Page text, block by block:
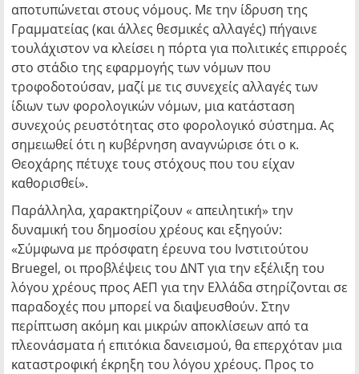
αποτυπώνεται στους νόμους. Με την ίδρυση της
Γραμματείας (και άλλες θεσμικές αλλαγές) πήγαινε
τουλάχιστον να κλείσει η πόρτα για πολιτικές επιρροές
στο στάδιο της εφαρμογής των νόμων που
τροφοδοτούσαν, μαζί με τις συνεχείς αλλαγές των
ίδιων των φορολογικών νόμων, μια κατάσταση
συνεχούς ρευστότητας στο φορολογικό σύστημα. Ας
σημειωθεί ότι η κυβέρνηση αναγνώρισε ότι ο κ.
Θεοχάρης πέτυχε τους στόχους που του είχαν
καθορισθεί».
Παράλληλα, χαρακτηρίζουν « απειλητική» την
δυναμική του δημοσίου χρέους και εξηγούν:
«Σύμφωνα με πρόσφατη έρευνα του Ινστιτούτου
Bruegel, οι προβλέψεις του ΔΝΤ για την εξέλιξη του
λόγου χρέους προς ΑΕΠ για την Ελλάδα στηρίζονται σε
παραδοχές που μπορεί να διαψευσθούν. Στην
περίπτωση ακόμη και μικρών αποκλίσεων από τα
πλεονάσματα ή επιτόκια δανεισμού, θα επερχόταν μια
καταστροφική έκρηξη του λόγου χρέους. Προς το